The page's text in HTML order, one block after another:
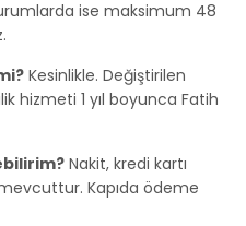
ise maksimum 48
Kesinlikle. Değiştirilen
hizmeti 1 yıl boyunca Fatih
Nakit, kredi kartı
Kapıda ödeme